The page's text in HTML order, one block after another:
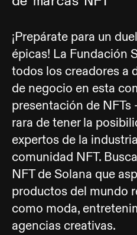
¡Prepárate para un
épicas! La Fundación
todos los creadores a
de negocio en esta
presentación de
rara de tener la
expertos de la
comunidad NFT.
NFT de Solana que
productos del mundo
como moda,
agencias creativas.